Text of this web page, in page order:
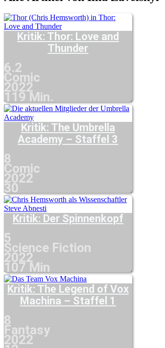
Kritik: Thor: Love and
Thunder
6.2
Comic
2022
119 Min.
Kritik: The Umbrella
Academy – Staffel 3
8
Comic
2022
30
Kritik: Der Spinnenkopf
5
Science Fiction
2022
107 Min
Kritik: The Legend of Vox
Machina – Staffel 1
8
Fantasy
2022